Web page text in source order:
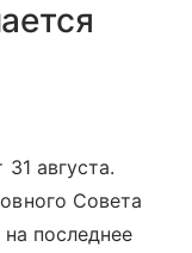
августа.
Совета
последнее